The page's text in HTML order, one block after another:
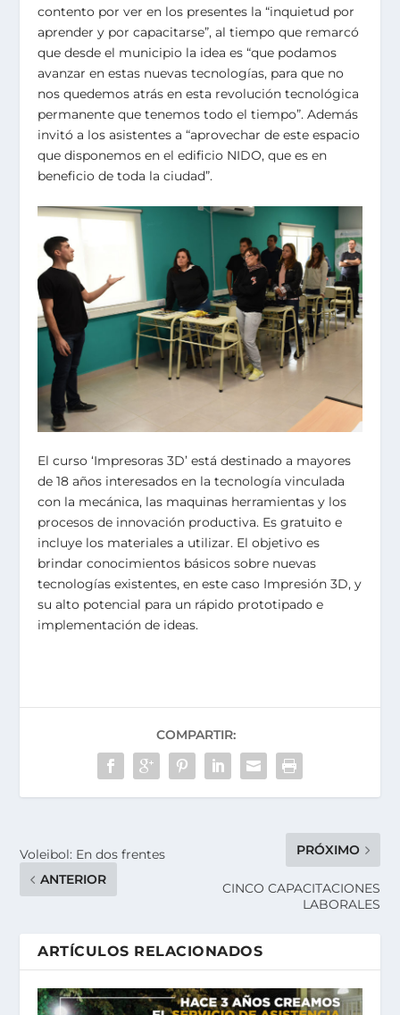
contento por ver en los presentes la “inquietud por
aprender y por capacitarse”, al tiempo que remarcó
que desde el municipio la idea es “que podamos
avanzar en estas nuevas tecnologías, para que no
nos quedemos atrás en esta revolución tecnológica
permanente que tenemos todo el tiempo”. Además
invitó a los asistentes a “aprovechar de este espacio
que disponemos en el edificio NIDO, que es en
beneficio de toda la ciudad”.
El curso ‘Impresoras 3D’ está destinado a mayores
de 18 años interesados en la tecnología vinculada
con la mecánica, las maquinas herramientas y los
procesos de innovación productiva. Es gratuito e
incluye los materiales a utilizar. El objetivo es
brindar conocimientos básicos sobre nuevas
tecnologías existentes, en este caso Impresión 3D, y
su alto potencial para un rápido prototipado e
implementación de ideas.
COMPARTIR:
Voleibol: En dos frentes
ANTERIOR
PRÓXIMO
CINCO CAPACITACIONES
LABORALES
ARTÍCULOS RELACIONADOS